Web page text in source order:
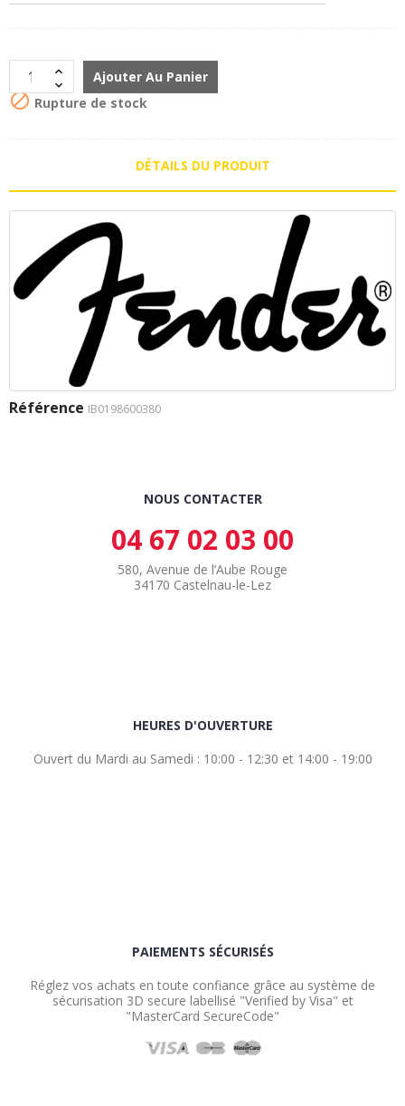
Ajouter Au Panier
 Rupture de stock
DÉTAILS DU PRODUIT
Référence IB0198600380
NOUS CONTACTER
04 67 02 03 00
580, Avenue de l’Aube Rouge
34170 Castelnau-le-Lez
HEURES D'OUVERTURE
Ouvert du Mardi au Samedi : 10:00 - 12:30 et 14:00 - 19:00
PAIEMENTS SÉCURISÉS
Réglez vos achats en toute confiance grâce au système de
sécurisation 3D secure labellisé "Verified by Visa" et
"MasterCard SecureCode"